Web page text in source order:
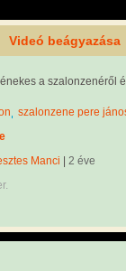
Videó beágyazása
a szalonzenéről
szalonzene pere
Manci
2 éve